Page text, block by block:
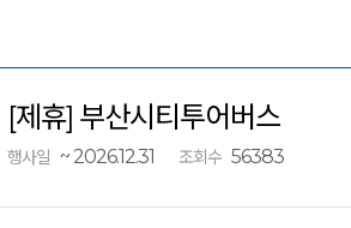
[제휴] 부산시티투어버스
행사일 ~ 2026.12.31 조회수 56383